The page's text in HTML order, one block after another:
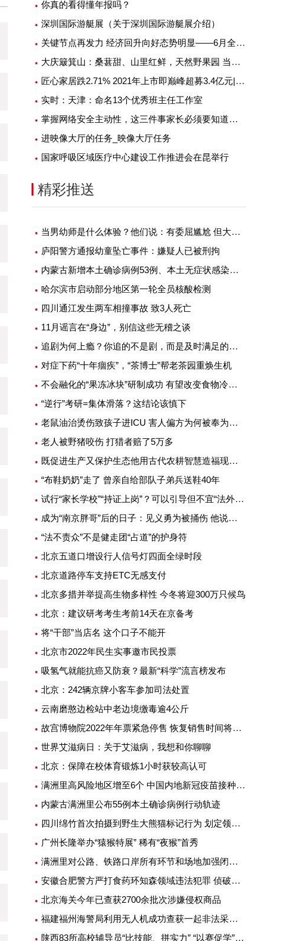
你真的看得懂年报吗？
深圳国际游艇展（关于深圳国际游艇展介绍）
关键节点再发力 经济回升向好态势明显——6月全国各地经济社会发展扫描
大庆簸箕山：桑葚甜、山里红鲜，天然野果园 当前快播
匠心家居跌2.71% 2021年上市即巅峰超募3.4亿元|每日头条
实时：天津：命名13个优秀班主任工作室
掌握网络安全主动性，这三件事家长必须要知道！ 天天新资讯
进映像大厅的任务_映像大厅任务
国家呼吸区域医疗中心建设工作推进会在昆举行
精彩推送
当男幼师是什么体验？他们说：有委屈尴尬 但大部分是幸福
庐阳警方通报幼童坠亡事件：嫌疑人已被刑拘
内蒙古新增本土确诊病例53例、本土无症状感染者1例
哈尔滨市启动部分地区第一轮全员核酸检测
四川通江发生两车相撞事故 致3人死亡
11月谣言在“身边”，别信这些无稽之谈
追剧为何上瘾？你追的不是剧，而是及时满足的快感
对症下药“十年痼疾”，“茶博士”帮老茶园重焕生机
不会融化的“果冻冰块”研制成功 有望改变食物冷藏方式
“逆行”考研=集体滑落？这结论该慎下
老鼠油治烫伤致孩子进ICU 害人偏方为何被奉为灵丹妙药
老人被野猪咬伤 打猎者赔了5万多
既促进生产又保护生态他用古代农耕智慧造福现代农业
“布鞋奶奶”走了 曾亲自给部队子弟兵送鞋40年
试行“家长学校”“持证上岗”？可以引导但不宜“法外加槛”
成为“南京胖哥”后的日子：见义勇为被捅伤 他说不后悔
“法不责众”不是健走团“占道”的护身符
北京五道口增设行人信号灯四面全绿时段
北京道路停车支持ETC无感支付
北京多措并举提高生物多样性 今冬将迎300万只候鸟
北京：建议研考考生考前14天在京备考
将“干部”当店名 这个口子不能开
北京市2022年民生实事邀市民投票
吸氢气就能抗癌又防衰？最新“科学”流言榜发布
北京：242辆京牌小客车参加司法处置
云南磨憨边检站中老边境缴毒逾4公斤
故宫博物院2022年年票紧急停售 恢复销售时间将另行公告
世界艾滋病日：关于艾滋病，我想和你聊聊
北京：保障在校体育锻炼1小时获较高认可
满洲里高风险地区增至6个 中国内地新冠疫苗接种超25亿剂次
内蒙古满洲里公布55例本土确诊病例行动轨迹
四川绵竹首次拍摄到野生大熊猫标记行为 划定领地或吸引异性
广州长隆举办“猿猴特展” 稀有“夜猴”首秀
满洲里对公路、铁路口岸所有环节和场地加强闭环管理
安徽合肥警方严打食药环知森领域违法犯罪 侦破重特大案件14起
北京海关今年已查获2700余批次涉嫌侵权商品
福建福州海警局利用无人机成功查获一起非法采矿案
陕西83所高校辅导员“比技能、拼实力” “以赛促学”提升专业素质